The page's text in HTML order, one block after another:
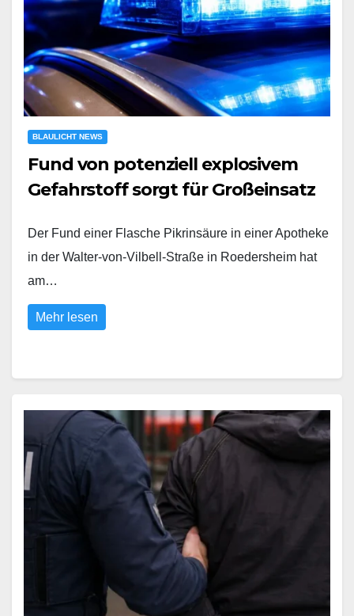
BLAULICHT NEWS
Fund von potenziell explosivem
Gefahrstoff sorgt für Großeinsatz
Der Fund einer Flasche Pikrinsäure in einer Apotheke
in der Walter-von-Vilbell-Straße in Roedersheim hat
am…
Mehr lesen